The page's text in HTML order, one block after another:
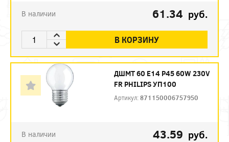
В наличии 61.34 руб.
В КОРЗИНУ
ДШМТ 60 Е14 P45 60W 230V
FR PHILIPS УП100
Артикул:871150006757950
В наличии 43.59 руб.